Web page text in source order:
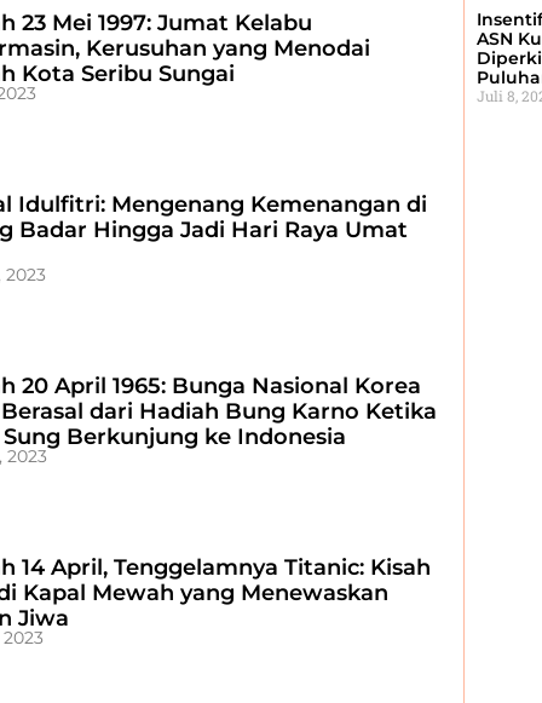
23 Mei 1997: Jumat Kelabu
Kerusuhan yang Menodai
Kota Seribu Sungai
Idulfitri: Mengenang Kemenangan di
Badar Hingga Jadi Hari Raya Umat
2023
20 April 1965: Bunga Nasional Korea
dari Hadiah Bung Karno Ketika
Berkunjung ke Indonesia
2023
14 April, Tenggelamnya Titanic: Kisah
Kapal Mewah yang Menewaskan
Jiwa
ASN
Juli 8,